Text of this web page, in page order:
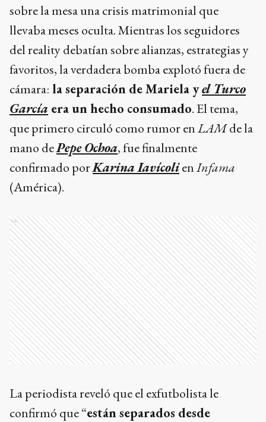
sobre la mesa una crisis matrimonial que
llevaba meses oculta. Mientras los seguidores
del reality debatían sobre alianzas, estrategias y
favoritos, la verdadera bomba explotó fuera de
cámara: la separación de Mariela yel Turco
García era un hecho consumado. El tema,
que primero circuló como rumor enLAMde la
mano dePepe Ochoa, fue finalmente
confirmado porKarina IavícolienInfama
(América).
Ads
La periodista reveló que el exfutbolista le
confirmó que “están separados desde